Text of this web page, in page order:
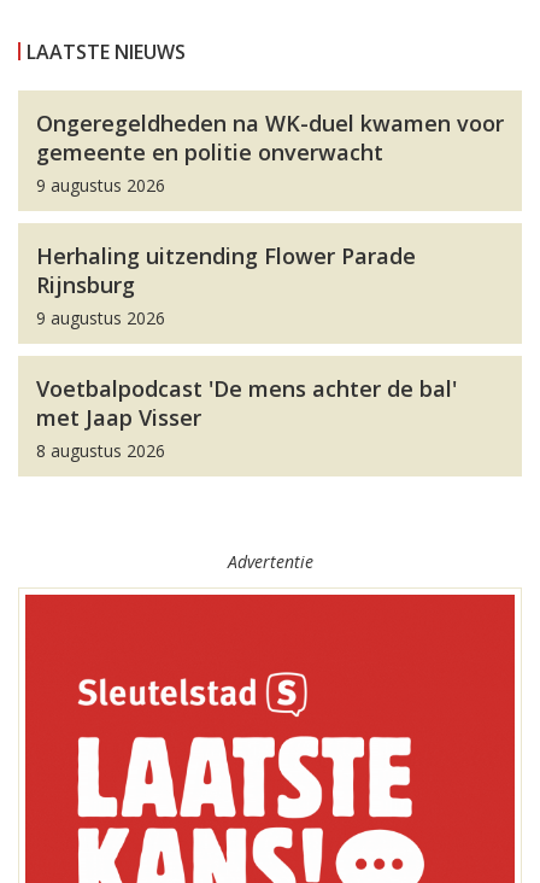
LAATSTE NIEUWS
Ongeregeldheden na WK-duel kwamen voor
gemeente en politie onverwacht
9 augustus 2026
Herhaling uitzending Flower Parade
Rijnsburg
9 augustus 2026
Voetbalpodcast 'De mens achter de bal'
met Jaap Visser
8 augustus 2026
Advertentie